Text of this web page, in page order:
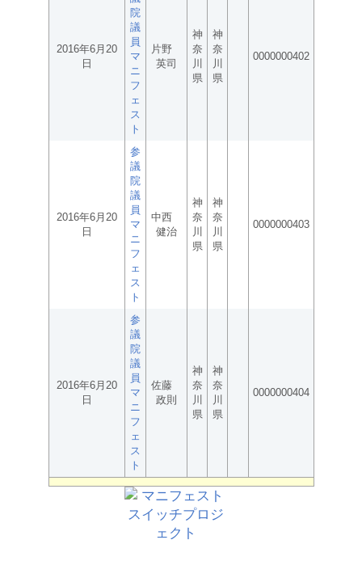
2016年6月20
日
院
議
員
マ
ニ
フ
ェ
ス
ト
片野
英司
神
奈
川
県
神
奈
川
県
0000000402
2016年6月20
日
参
議
院
議
員
マ
ニ
フ
ェ
ス
ト
中西
健治
神
奈
川
県
神
奈
川
県
0000000403
2016年6月20
日
参
議
院
議
員
マ
ニ
フ
ェ
ス
ト
佐藤
政則
神
奈
川
県
神
奈
川
県
0000000404